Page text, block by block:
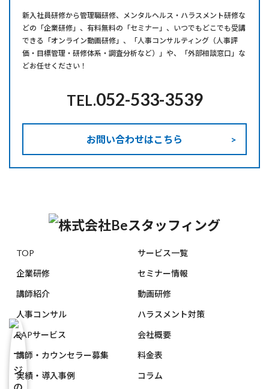
新⼊社員研修から管理職研修、メンタルヘルス・ハラスメント研修な
どの「企業研修」、有料無料の「セミナー」、いつでもどこでも受講
できる「オンライン動画研修」、「人事コンサルティング（人事評
価・目標管理・研修体系・調査分析など）」や、「外部相談窓口」な
どお任せください！
TEL.052-533-3539
お問い合わせはこちら
TOP
サービス一覧
企業研修
セミナー情報
講師紹介
動画研修
人事コンサル
ハラスメント対策
EAPサービス
会社概要
講師・カウンセラー募集
料金表
実績・導入事例
コラム